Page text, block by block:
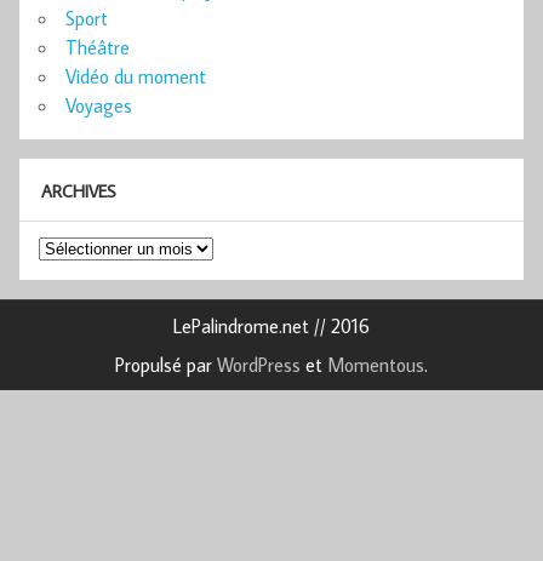
Sport
Théâtre
Vidéo du moment
Voyages
ARCHIVES
Archives
LePalindrome.net // 2016
Propulsé par WordPress et Momentous.